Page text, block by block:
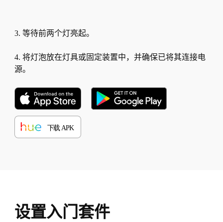
3. 等待前两个灯亮起。
4. 将灯泡放在灯具或固定装置中，并确保已将其连接电
源。
设置入门套件